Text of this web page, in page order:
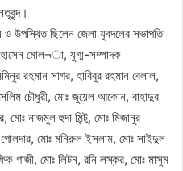
ও উপস্থিত ছিলেন জেলা যুবদলের সভাপতি
মোল¬া, যুগ্ম-সম্পাদক
রহমান সাগর, হাবিবুর রহমান বেলাল,
চৌধুরী, মোঃ জুয়েল আকোন, বাহাদুর
নাজমুল হুদা মিন্টু, মোঃ মিজানুর
মোঃ মনিরুল ইসলাম, মোঃ সাইদুল
গাজী, মোঃ লিটন, রনি লস্কর, মোঃ মাসুম